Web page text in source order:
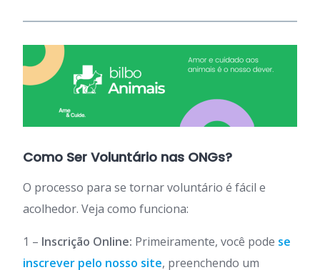
Como Ser Voluntário nas ONGs?
O processo para se tornar voluntário é fácil e
acolhedor. Veja como funciona:
1 – Inscrição Online: Primeiramente, você pode se
inscrever pelo nosso site, preenchendo um